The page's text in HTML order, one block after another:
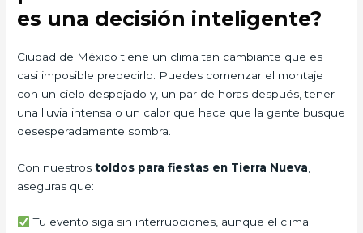
es una decisión inteligente?
Ciudad de México tiene un clima tan cambiante que es
casi imposible predecirlo. Puedes comenzar el montaje
con un cielo despejado y, un par de horas después, tener
una lluvia intensa o un calor que hace que la gente busque
desesperadamente sombra.
Con nuestrostoldos para fiestas en Tierra Nueva
aseguras que:
Tu evento siga sin interrupciones, aunque el clima